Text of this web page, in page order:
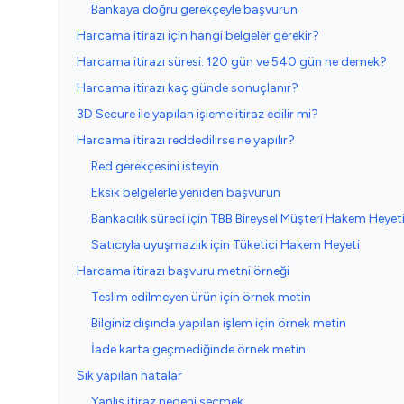
Bankaya doğru gerekçeyle başvurun
Harcama itirazı için hangi belgeler gerekir?
Harcama itirazı süresi: 120 gün ve 540 gün ne demek?
Harcama itirazı kaç günde sonuçlanır?
3D Secure ile yapılan işleme itiraz edilir mi?
Harcama itirazı reddedilirse ne yapılır?
Red gerekçesini isteyin
Eksik belgelerle yeniden başvurun
Bankacılık süreci için TBB Bireysel Müşteri Hakem Heyeti
Satıcıyla uyuşmazlık için Tüketici Hakem Heyeti
Harcama itirazı başvuru metni örneği
Teslim edilmeyen ürün için örnek metin
Bilginiz dışında yapılan işlem için örnek metin
İade karta geçmediğinde örnek metin
Sık yapılan hatalar